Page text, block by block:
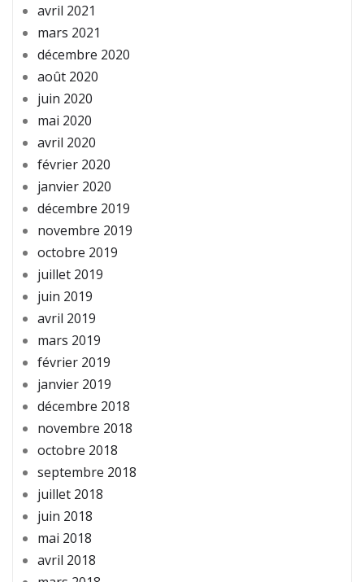
avril 2021
mars 2021
décembre 2020
août 2020
juin 2020
mai 2020
avril 2020
février 2020
janvier 2020
décembre 2019
novembre 2019
octobre 2019
juillet 2019
juin 2019
avril 2019
mars 2019
février 2019
janvier 2019
décembre 2018
novembre 2018
octobre 2018
septembre 2018
juillet 2018
juin 2018
mai 2018
avril 2018